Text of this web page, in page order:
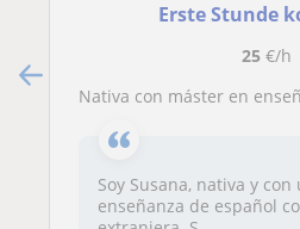
Erste Stunde
25 €/h
Nativa con máster en enseñanza del español ofrece clases nivel
Soy Susana, nativa y
enseñanza de español